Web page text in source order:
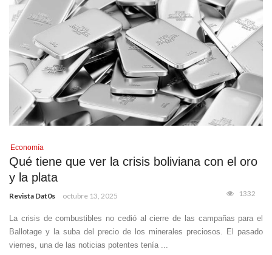
Economía
Qué tiene que ver la crisis boliviana con el oro
y la plata
Revista Dat0s octubre 13, 2025 1332
La crisis de combustibles no cedió al cierre de las campañas para el
Ballotage y la suba del precio de los minerales preciosos. El pasado
viernes, una de las noticias potentes tenía ...